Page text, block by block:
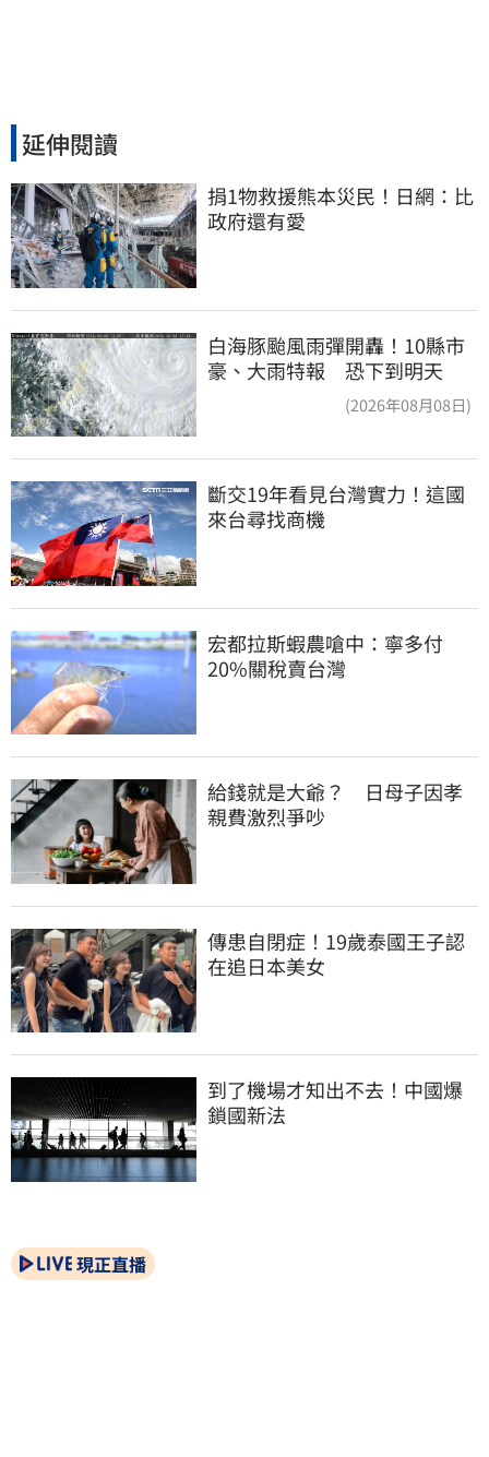
延伸閱讀
捐1物救援熊本災民！日網：比
政府還有愛
白海豚颱風雨彈開轟！10縣市
豪、大雨特報 恐下到明天
(2026年08月08日)
斷交19年看見台灣實力！這國
來台尋找商機
宏都拉斯蝦農嗆中：寧多付
20%關稅賣台灣
給錢就是大爺？　日母子因孝
親費激烈爭吵
傳患自閉症！19歲泰國王子認
在追日本美女
到了機場才知出不去！中國爆
鎖國新法
現正直播